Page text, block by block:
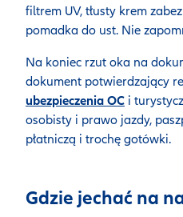
filtrem UV, tłusty krem
pomadka do ust. Nie
Na koniec rzut oka na
dokument potwierdzający
ubezpieczenia OC i
osobisty i prawo jazdy,
płatniczą i trochę gotówki.
Gdzie jechać na